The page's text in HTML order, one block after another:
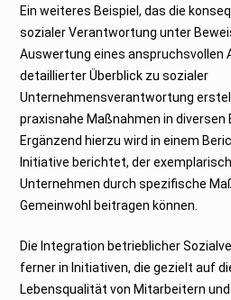
Ein weiteres Beispiel, das die
sozialer Verantwortung unter
Auswertung eines anspruchsvollen
detaillierter Überblick zu sozialer
Unternehmensverantwortung
praxisnahe Maßnahmen in diversen
Ergänzend hierzu wird in einem
Initiative berichtet, der
Unternehmen durch spezifische
Gemeinwohl beitragen können.
Die Integration betrieblicher
ferner in Initiativen, die gezielt auf
Lebensqualität von Mitarbeitern